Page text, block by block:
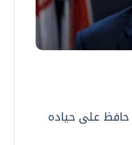
حافظ على حياده